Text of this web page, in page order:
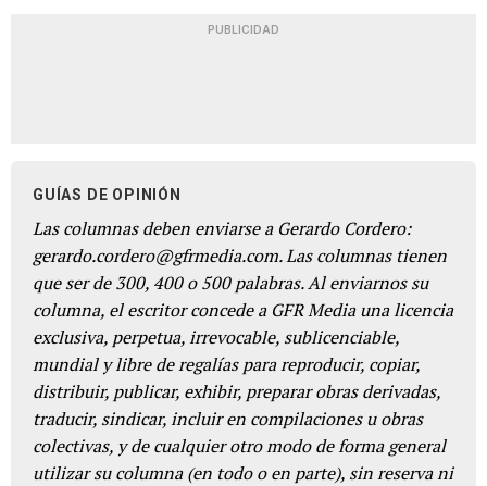
PUBLICIDAD
GUÍAS DE OPINIÓN
Las columnas deben enviarse a Gerardo Cordero:
gerardo.cordero@gfrmedia.com. Las columnas tienen
que ser de 300, 400 o 500 palabras. Al enviarnos su
columna, el escritor concede a GFR Media una licencia
exclusiva, perpetua, irrevocable, sublicenciable,
mundial y libre de regalías para reproducir, copiar,
distribuir, publicar, exhibir, preparar obras derivadas,
traducir, sindicar, incluir en compilaciones u obras
colectivas, y de cualquier otro modo de forma general
utilizar su columna (en todo o en parte), sin reserva ni